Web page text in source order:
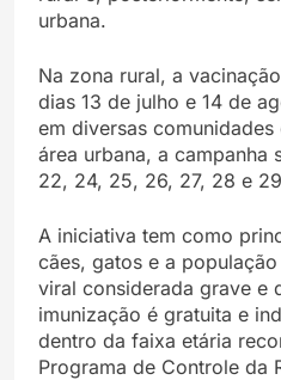
urbana.
Na zona rural, a
dias 13 de julho e 14 de
em diversas
área urbana, a campanha
22, 24, 25, 26, 27, 28 e
A iniciativa tem como
cães, gatos e a
viral considerada grave e
imunização é gratuita e
dentro da faixa etária
Programa de Controle da